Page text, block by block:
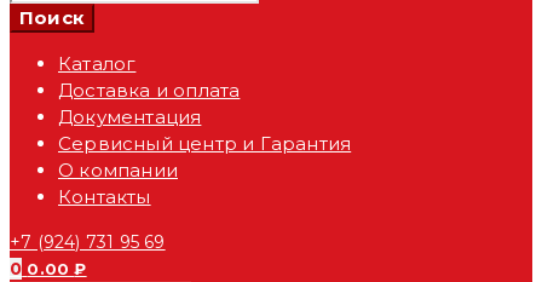
Каталог
Доставка и оплата
Документация
Сервисный центр и Гарантия
О компании
Контакты
+7 (924) 731 95 69
0 0.00₽